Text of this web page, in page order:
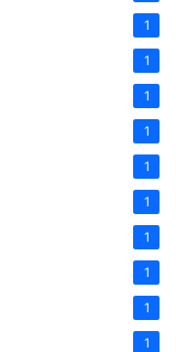
1
1
1
1
1
1
1
1
1
1